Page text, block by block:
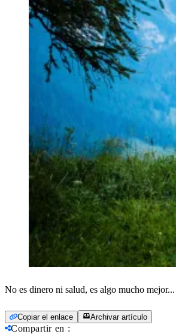
No es dinero ni salud, es algo mucho mejor...
Copiar el enlace Archivar artículo
Compartir en :